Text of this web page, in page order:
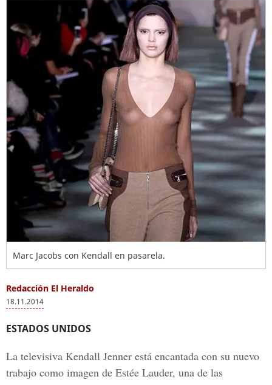
Marc Jacobs con Kendall en pasarela.
Redacción El Heraldo
18.11.2014
ESTADOS UNIDOS
La televisiva Kendall Jenner está encantada con su nuevo
trabajo como imagen de Estée Lauder, una de las